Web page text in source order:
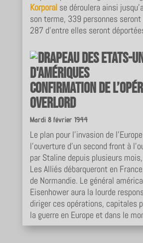
Korporal se déroulera ainsi
son terme, 339 personnes
287 d’entre elles seront
Confirmation de
Overlord
Mardi 8 février 1944
Le plan pour l’invasion de
l’ouverture d’un second front à
par Staline depuis plusieurs
Les Alliés débarqueront en
de Normandie. Le général
Eisenhower aura la lourde
diriger ces opérations, capitales
la guerre en Europe et dans le